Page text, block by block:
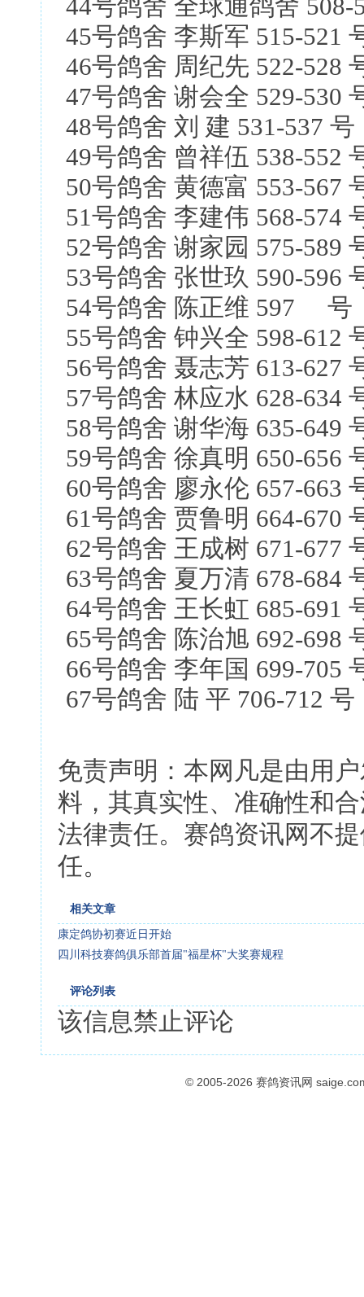
44号鸽舍 全球通鸽舍 508-
45号鸽舍 李斯军 515-521
46号鸽舍 周纪先 522-528
47号鸽舍 谢会全 529-530
48号鸽舍 刘 建 531-537 号
49号鸽舍 曾祥伍 538-552
50号鸽舍 黄德富 553-567
51号鸽舍 李建伟 568-574
52号鸽舍 谢家园 575-589
53号鸽舍 张世玖 590-596
54号鸽舍 陈正维 597 号
55号鸽舍 钟兴全 598-612
56号鸽舍 聂志芳 613-627
57号鸽舍 林应水 628-634
58号鸽舍 谢华海 635-649
59号鸽舍 徐真明 650-656
60号鸽舍 廖永伦 657-663
61号鸽舍 贾鲁明 664-670
62号鸽舍 王成树 671-677
63号鸽舍 夏万清 678-684
64号鸽舍 王长虹 685-691
65号鸽舍 陈治旭 692-698
66号鸽舍 李年国 699-705
67号鸽舍 陆 平 706-712 号
免责声明：本网凡是由用
料，其真实性、准确性和
法律责任。赛鸽资讯网不
任。
相关文章
康定鸽协初赛近日开始
四川科技赛鸽俱乐部首届"福星杯"大奖赛规程
评论列表
该信息禁止评论
© 2005-2026 赛鸽资讯网